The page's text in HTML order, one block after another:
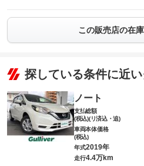
この販売店の在
探している条件に近
ノート
支払総額
(税込)(リ済込・追)
車両本体価格
(税込)
年式2019年
走行4.4万km